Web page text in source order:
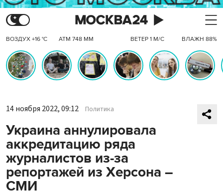
ВОЗДУХ +16 °C АТМ 748 ММ ВЕТЕР 1 М/С ВЛАЖН 88%
14 ноября 2022, 09:12 Политика
Украина аннулировала
аккредитацию ряда
журналистов из-за
репортажей из Херсона –
СМИ